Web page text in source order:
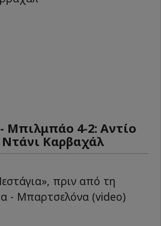
Μπιλμπάο 4-2: Αντίο
Καρβαχάλ